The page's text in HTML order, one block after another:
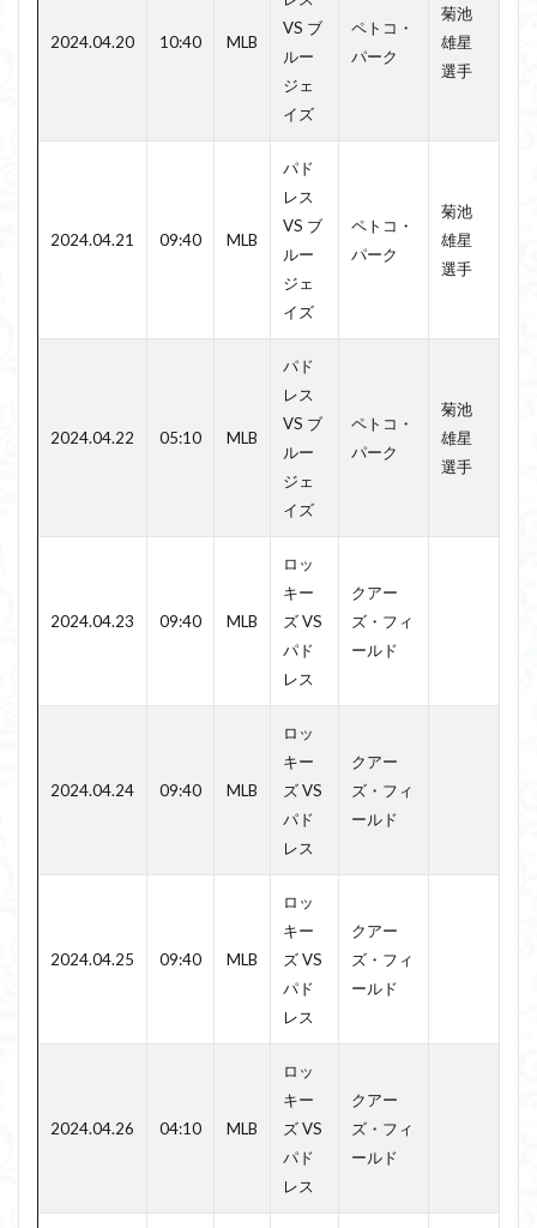
2024.04.20 10:40 MLB
VS ブ
ルー
ジェ
イズ
ペトコ・
パーク
菊池
雄星
選手
2024.04.21 09:40 MLB
パド
レス
VS ブ
ルー
ジェ
イズ
ペトコ・
パーク
菊池
雄星
選手
2024.04.22 05:10 MLB
パド
レス
VS ブ
ルー
ジェ
イズ
ペトコ・
パーク
菊池
雄星
選手
2024.04.23 09:40 MLB
ロッ
キー
ズ VS
パド
レス
クアー
ズ・フィ
ールド
2024.04.24 09:40 MLB
ロッ
キー
ズ VS
パド
レス
クアー
ズ・フィ
ールド
2024.04.25 09:40 MLB
ロッ
キー
ズ VS
パド
レス
クアー
ズ・フィ
ールド
2024.04.26 04:10 MLB
ロッ
キー
ズ VS
パド
レス
クアー
ズ・フィ
ールド